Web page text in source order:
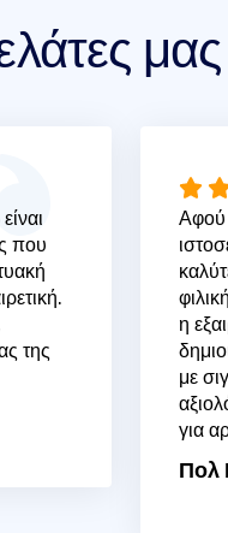
μας
που
της
Αφού
η
με
για
Πολ